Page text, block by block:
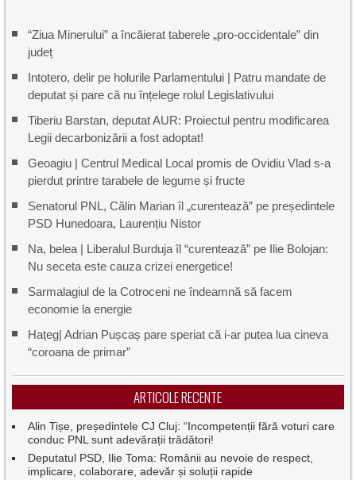
“Ziua Minerului” a încăierat taberele „pro-occidentale” din
județ
Intotero, delir pe holurile Parlamentului | Patru mandate de
deputat și pare că nu înțelege rolul Legislativului
Tiberiu Barstan, deputat AUR: Proiectul pentru modificarea
Legii decarbonizării a fost adoptat!
Geoagiu | Centrul Medical Local promis de Ovidiu Vlad s-a
pierdut printre tarabele de legume și fructe
Senatorul PNL, Călin Marian îl „curentează” pe președintele
PSD Hunedoara, Laurențiu Nistor
Na, belea | Liberalul Burduja îl “curentează” pe Ilie Bolojan:
Nu seceta este cauza crizei energetice!
Sarmalagiul de la Cotroceni ne îndeamnă să facem
economie la energie
Hațeg| Adrian Pușcaș pare speriat că i-ar putea lua cineva
“coroana de primar”
ARTICOLE RECENTE
Alin Tișe, președintele CJ Cluj: “Incompetenții fără voturi care
conduc PNL sunt adevărații trădători!
Deputatul PSD, Ilie Toma: Românii au nevoie de respect,
implicare, colaborare, adevăr și soluții rapide